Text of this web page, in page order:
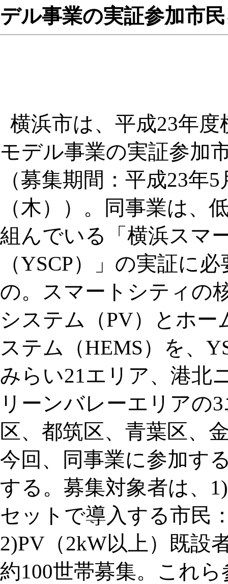
デル事業の実証参加市
横浜市は、平成23年
モデル事業の実証参加
（募集期間：平成23年
（木））。同事業は、
組んでいる「横浜スマ
（YSCP）」の実証に
の。スマートシティの
システム（PV）とホ
ステム（HEMS）を、
みらい21エリア、港北
リーンバレーエリアの
区、都筑区、青葉区、
今回、同事業に参加す
する。募集対象者は、
セットで導入する市民
2)PV（2kW以上）既設
約100世帯募集。これ